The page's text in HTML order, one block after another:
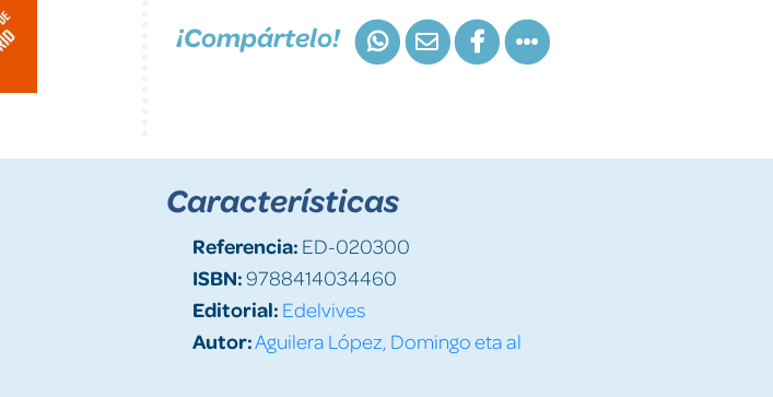
¡Compártelo!
Características
Referencia: ED-020300
ISBN:9788414034460
Editorial: Edelvives
Autor:Aguilera López, Domingo eta al